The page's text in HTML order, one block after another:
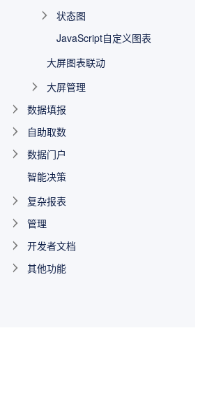
状态图
JavaScript自定义图表
大屏图表联动
大屏管理
数据填报
自助取数
数据门户
智能决策
复杂报表
管理
开发者文档
其他功能